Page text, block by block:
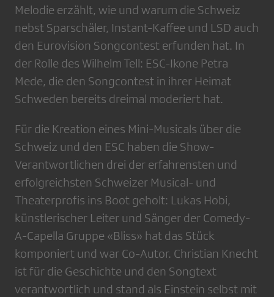
Melodie erzählt, wie und warum die Schweiz
nebst Sparschäler, Instant-Kaffee und LSD auch
den Eurovision Songcontest erfunden hat. In
der Rolle des Wilhelm Tell: ESC-Ikone Petra
Mede, die den Songcontest in ihrer Heimat
Schweden bereits dreimal moderiert hat.
Für die Kreation eines Mini-Musicals über die
Schweiz und den ESC haben die Show-
Verantwortlichen drei der erfahrensten und
erfolgreichsten Schweizer Musical- und
Theaterprofis ins Boot geholt: Lukas Hobi,
künstlerischer Leiter und Sänger der Comedy-
A-Capella Gruppe «Bliss» hat das Stück
komponiert und war Co-Autor. Christian Knecht
ist für die Geschichte und den Songtext
verantwortlich und stand als Einstein selbst mit